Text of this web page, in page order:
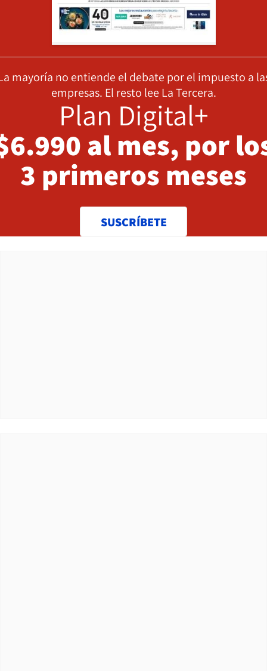
mayoría no entiende el debate por el impuesto a
empresas. El resto lee La Tercera.
Plan Digital+
al mes, por
3 primeros meses
SUSCRÍBETE